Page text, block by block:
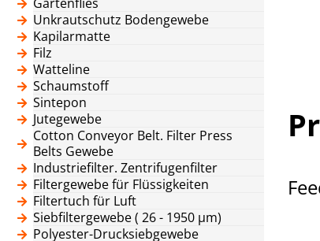
Unkrautschutz Bodengewebe
Kapilarmatte
Filz
Watteline
Schaumstoff
Sintepon
Jutegewebe
Cotton Conveyor Belt. Filter Press
Belts Gewebe
Industriefilter. Zentrifugenfilter
Filtergewebe für Flüssigkeiten
Filtertuch für Luft
Siebfiltergewebe ( 26 - 1950 μm)
Polyester-Drucksiebgewebe